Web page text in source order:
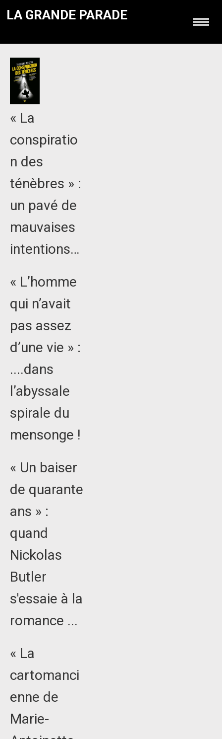
LA GRANDE PARADE
« La
conspiratio
n des
ténèbres » :
un pavé de
mauvaises
intentions…
« L’homme
qui n’avait
pas assez
d’une vie » :
....dans
l’abyssale
spirale du
mensonge !
« Un baiser
de quarante
ans » :
quand
Nickolas
Butler
s'essaie à la
romance ...
« La
cartomanci
enne de
Marie-